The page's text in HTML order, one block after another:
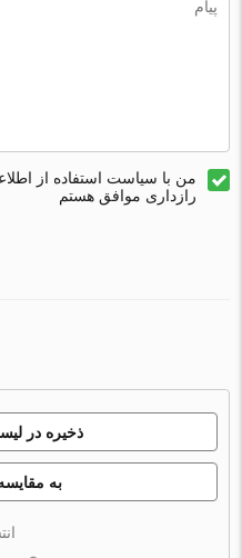
من با سیاست استفاده از
رازداری موافق هستم
ذخیره در
به